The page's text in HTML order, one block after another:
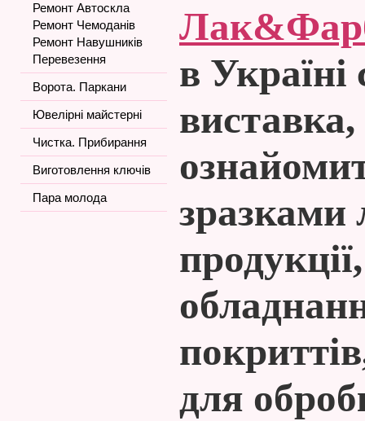
Ремонт Автоскла
Ремонт Чемоданів
Ремонт Навушників
Перевезення
Ворота. Паркани
Ювелірні майстерні
Чистка. Прибирання
Виготовлення ключів
Пара молода
в Україні
зразками
для